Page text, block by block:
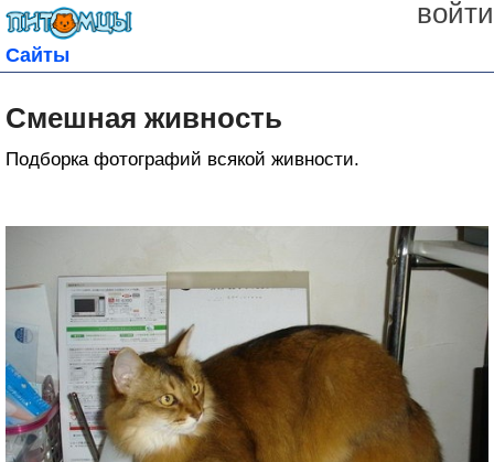
войти
Сайты
Смешная живность
Подборка фотографий всякой живности.